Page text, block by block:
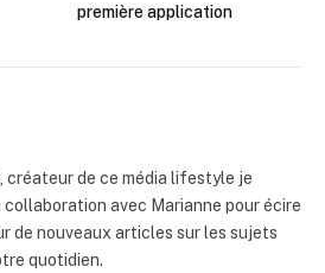
première application
créateur de ce média lifestyle je
collaboration avec Marianne pour écire
de nouveaux articles sur les sujets
quotidien.